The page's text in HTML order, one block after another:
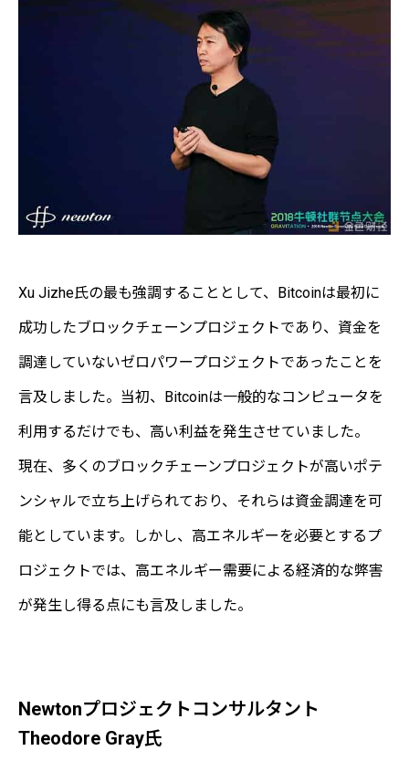
Xu Jizhe氏の最も強調することとして、Bitcoinは最初に
成功したブロックチェーンプロジェクトであり、資金を
調達していないゼロパワープロジェクトであったことを
言及しました。当初、Bitcoinは一般的なコンピュータを
利用するだけでも、高い利益を発生させていました。
現在、多くのブロックチェーンプロジェクトが高いポテ
ンシャルで立ち上げられており、それらは資金調達を可
能としています。しかし、高エネルギーを必要とするプ
ロジェクトでは、高エネルギー需要による経済的な弊害
が発生し得る点にも言及しました。
Newtonプロジェクトコンサルタント
Theodore Gray氏